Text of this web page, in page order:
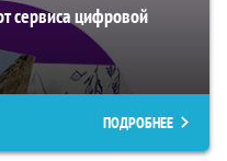
сервиса цифровой
ПОДРОБНЕЕ